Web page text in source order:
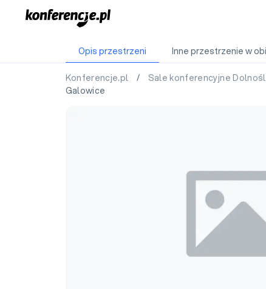
Opis przestrzeni Inne przestrzenie w
Konferencje.pl / Sale konferencyjne
Galowice